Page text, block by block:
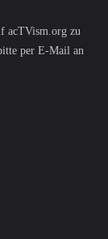
acTVism.org zu
per E-Mail an